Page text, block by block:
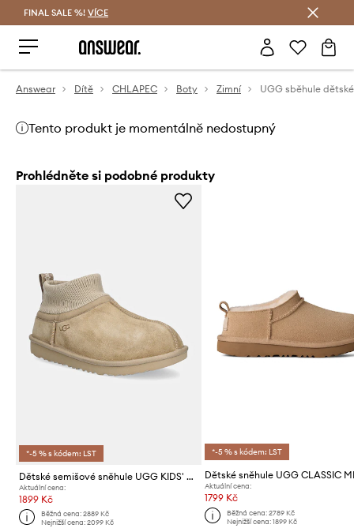
FINAL SALE %! VÍCE
Answear Dítě CHLAPEC Boty Zimní
Tento produkt je momentálně nedostupný
Prohlédněte si podobné produkty
*-5 % s kódem: LST
Dětské semišové sněhule UGG KIDS' CLASSIC ULTRA STRETCH CUFF
Aktuální cena:
1899 Kč
Běžná cena:2889 Kč
Nejnižší cena:2099 Kč
*-5 % s kódem: LST
Dětské sněhule UGG CLASSIC
Aktuální cena:
1799 Kč
Běžná cena: 2789 Kč
Nejnižší cena: 1899 Kč